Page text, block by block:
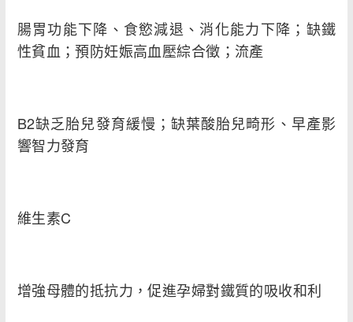
腸胃功能下降、食慾減退、消化能力下降；缺鐵
性貧血；預防妊娠高血壓綜合徵；流產
B2缺乏胎兒發育緩慢；缺葉酸胎兒畸形、早產影
響智力發育
維生素C
增強母體的抵抗力，促進孕婦對鐵質的吸收和利